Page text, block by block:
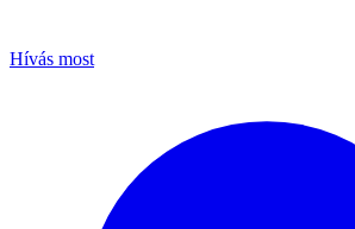
Hívás most